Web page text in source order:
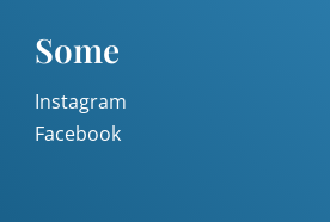
Some
Instagram
Facebook